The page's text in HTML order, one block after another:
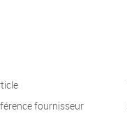
fournisseur